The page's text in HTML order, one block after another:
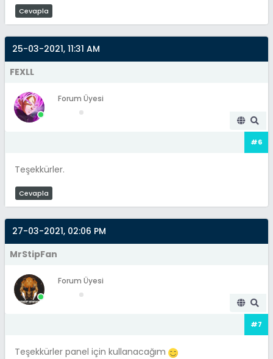
Cevapla
25-03-2021, 11:31 AM
FEXLL
Forum Üyesi
#6
Teşekkürler.
Cevapla
27-03-2021, 02:06 PM
MrStipFan
Forum Üyesi
#7
Teşekkürler panel için kullanacağım